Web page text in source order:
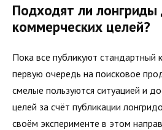
Подходят ли лонгриды
коммерческих целей?
Пока все публикуют стандартный
первую очередь на поисковое
смелые пользуются ситуацией и
целей за счёт публикации
своём эксперименте в этом